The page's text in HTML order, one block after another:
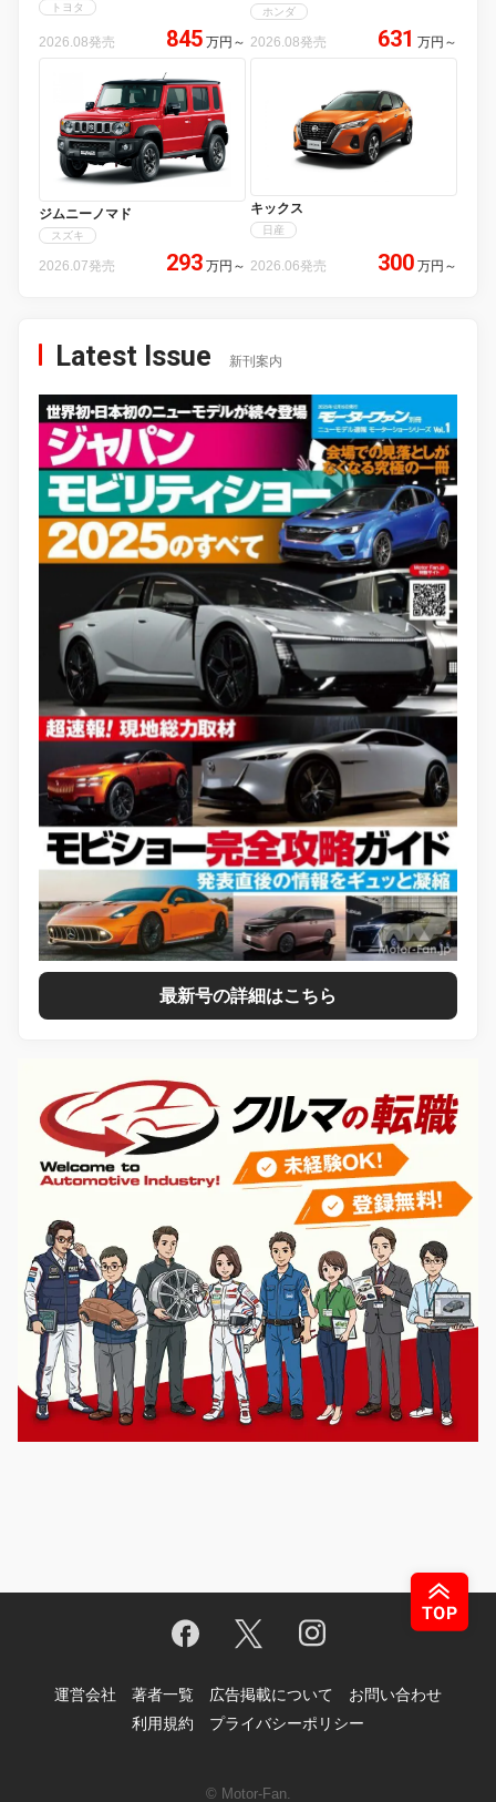
トヨタ
2026.08発売 845 万円 ～
ホンダ
2026.08発売 631 万円 ～
ジムニーノマド
スズキ
2026.07発売 293 万円 ～
キックス
日産
2026.06発売 300 万円 ～
Latest Issue 新刊案内
最新号の詳細はこちら
運営会社 著者一覧 広告掲載について
お問い合わせ
利用規約
プライバシーポリシー
© Motor-Fan.